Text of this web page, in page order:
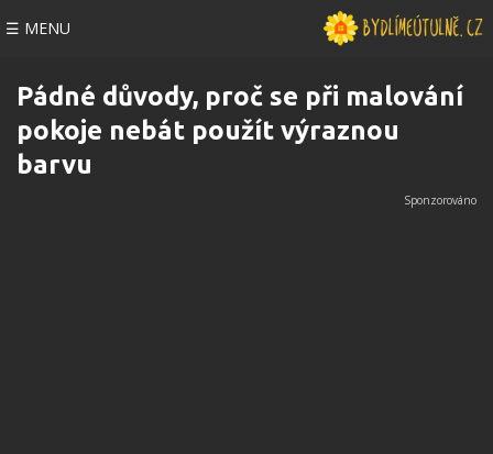
☰ MENU
Pádné důvody, proč se při malování
pokoje nebát použít výraznou
barvu